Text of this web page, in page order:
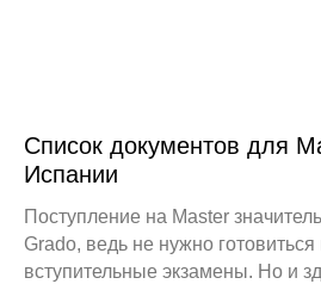
Список документов для
Испании
Поступление на Master
Grado, ведь не нужно готовиться
вступительные экзамены. Но и